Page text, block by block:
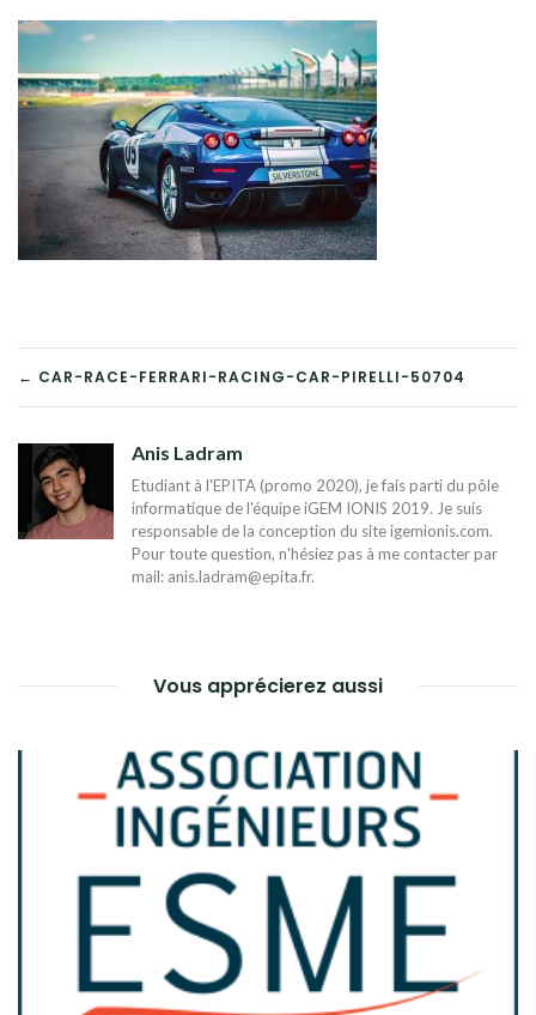
NAVIGATION
DE
L’ARTICLE
← CAR-RACE-FERRARI-RACING-CAR-PIRELLI-50704
Anis Ladram
Etudiant à l'EPITA (promo 2020), je fais parti du pôle
informatique de l'équipe iGEM IONIS 2019. Je suis
responsable de la conception du site igemionis.com.
Pour toute question, n'hésiez pas à me contacter par
mail: anis.ladram@epita.fr.
Vous apprécierez aussi